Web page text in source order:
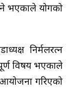
भएकाले योगको
निर्मलरत्न
विषय भएकाले
गरिएको